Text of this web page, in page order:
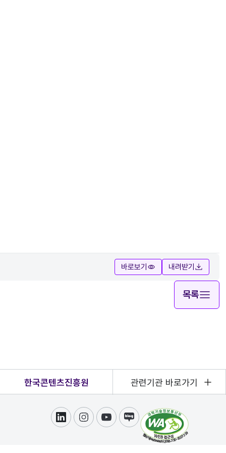
바로보기 내려받기
목록
한국콘텐츠진흥원 관련기관 바로가기
링크드인인스타그램
유튜브블로그